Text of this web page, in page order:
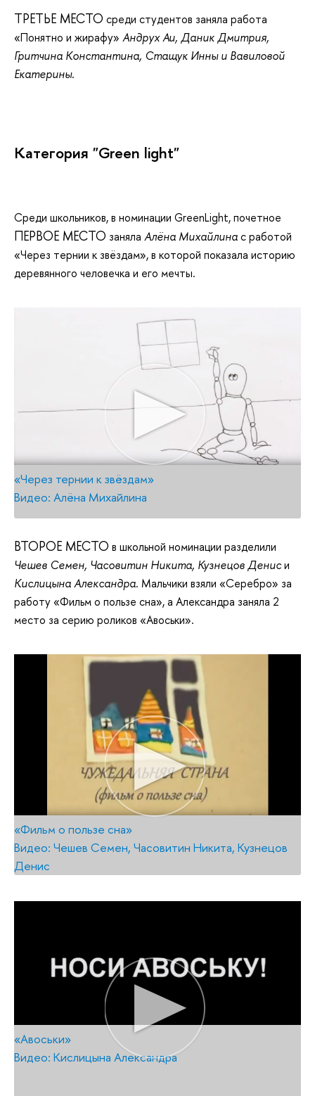
ТРЕТЬЕ МЕСТО среди студентов заняла работа
«Понятно и жирафу» Андрух Аи, Даник Дмитрия,
Гритчина Константина, Стащук Инны и Вавиловой
Екатерины.
Категория "Green light"
Среди школьников, в номинации GreenLight, почетное
ПЕРВОЕ МЕСТО заняла Алёна Михайлинас работой
«Через тернии к звёздам», в которой показала историю
деревянного человечка и его мечты.
«Через тернии к звёздам»
Видео: Алёна Михайлина
ВТОРОЕ МЕСТО в школьной номинации разделили
Чешев Семен, Часовитин Никита, Кузнецов Дениси
Кислицына Александра. Мальчики взяли «Серебро» за
работу «Фильм о пользе сна», а Александра заняла 2
место за серию роликов «Авоськи».
«Фильм о пользе сна»
Видео: Чешев Семен, Часовитин Никита, Кузнецов
Денис
«Авоськи»
Видео: Кислицына Александра